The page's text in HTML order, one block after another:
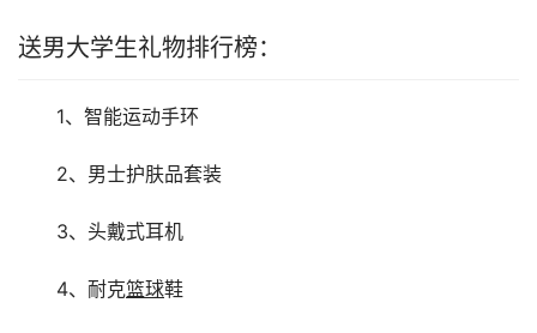
送男大学生礼物排行榜：
1、智能运动手环
2、男士护肤品套装
3、头戴式耳机
4、耐克篮球鞋